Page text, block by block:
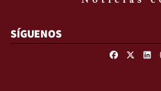
SÍGUENOS
Facebook